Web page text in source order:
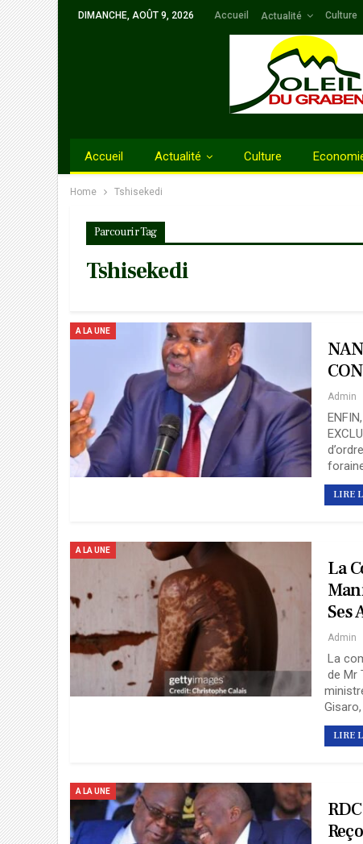
DIMANCHE, AOÛT 9, 2026 Accueil Actualité Culture
Accueil Actualité Culture
Home Tshisekedi
Parcourir Tag
Tshisekedi
A LA UNE
Admin
LIRE
A LA UNE
La
Ses
Admin
La
de Mr
LIRE
A LA UNE